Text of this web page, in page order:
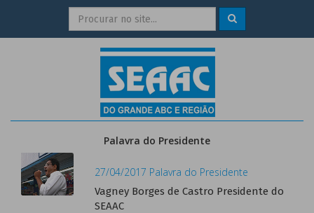
Palavra do Presidente
27/04/2017 Palavra do Presidente
Vagney Borges de Castro Presidente do
SEAAC